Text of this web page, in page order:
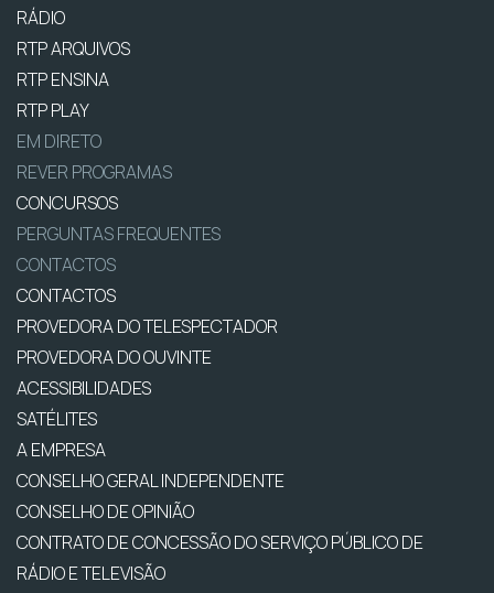
RÁDIO
RTP ARQUIVOS
RTP ENSINA
RTP PLAY
EM DIRETO
REVER PROGRAMAS
CONCURSOS
PERGUNTAS FREQUENTES
CONTACTOS
CONTACTOS
PROVEDORA DO TELESPECTADOR
PROVEDORA DO OUVINTE
ACESSIBILIDADES
SATÉLITES
A EMPRESA
CONSELHO GERAL INDEPENDENTE
CONSELHO DE OPINIÃO
CONTRATO DE CONCESSÃO DO SERVIÇO PÚBLICO DE
RÁDIO E TELEVISÃO